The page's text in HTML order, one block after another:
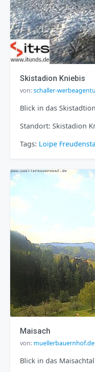
Skistadion Kniebis
von:schaller-
Blick in das
Standort: Skistadion
Tags: Loipe
Maisach
von: muellerbauernhof.de
Blick in das Maisachtal